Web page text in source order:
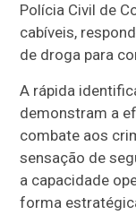
Polícia Civil de
cabíveis,
de droga para
A rápida
demonstram a
combate aos
sensação de
a capacidade
forma